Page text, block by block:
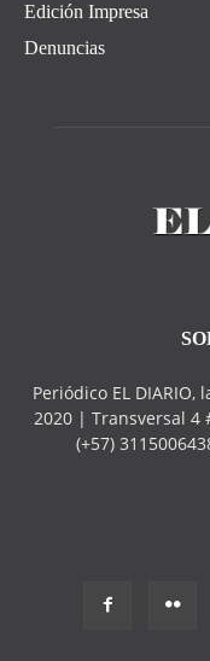
Edición Impresa
Denuncias
Periódico EL
2020 | Transversal 4
(+57)